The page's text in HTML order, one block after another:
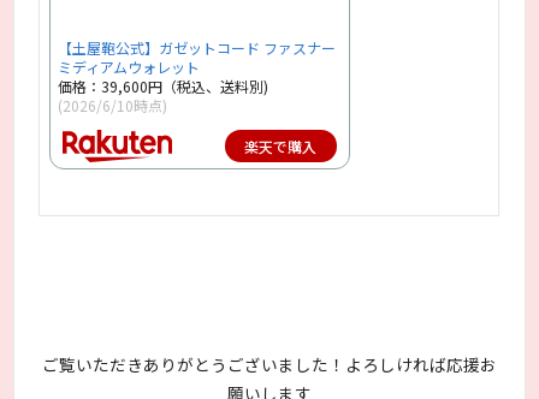
【土屋鞄公式】ガゼットコード ファスナー
ミディアムウォレット
価格：39,600円（税込、送料別)
(2026/6/10時点)
楽天で購入
ご覧いただきありがとうございました！よろしければ応援お
願いします